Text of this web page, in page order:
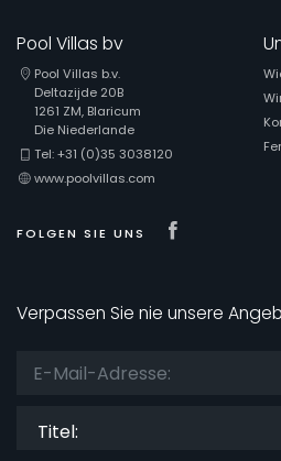
Pool Villas bv
Pool Villas b.v.
Deltazijde 20B
1261 ZM, Blaricum
Die Niederlande
Tel: +31 (0)35 3038120
www.poolvillas.com
FOLGEN SIE UNS
Verpassen Sie nie unsere